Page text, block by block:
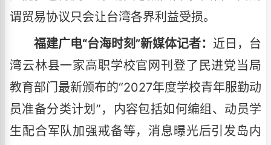
谓贸易协议只会让台湾各界利益受损。
福建广电“台海时刻”新媒体记者： 近日，台
湾云林县一家高职学校官网刊登了民进党当局
教育部门最新颁布的“2027年度学校青年服勤动
员准备分类计划”，内容包括如何编组、动员学
生配合军队加强戒备等，消息曝光后引发岛内